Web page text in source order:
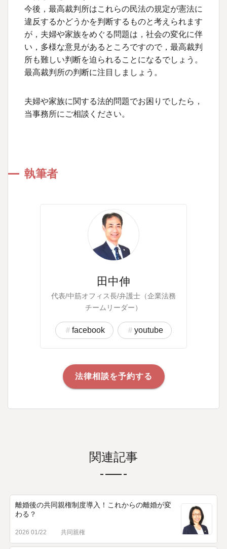
今後，最高裁判所はこれらの民法の規定が憲法に
違反するかどうかを判断するものと考えられます
が，夫婦や家族をめぐる問題は，社会の変化に伴
い，多様な意見があるところですので，最高裁判
所も難しい判断を迫られることになるでしょう。
最高裁判所の判断に注目しましょう。
夫婦や家族に関する法的問題でお困りでしたら，
当事務所にご相談ください。
執筆者
田中伸
代表/中筋オフィス長/弁護士（企業法務
チームリーダー）
facebook youtube
法律相談を予約する
関連記事
離婚後の共同親権制度導入！これからの離婚が変
わる？
2026 01/22 共同親権